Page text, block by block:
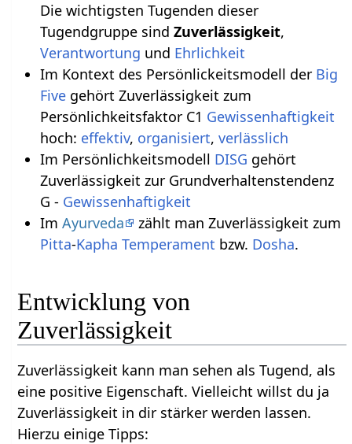
Die wichtigsten Tugenden dieser
Tugendgruppe sind Zuverlässigkeit,
Verantwortung und Ehrlichkeit
Im Kontext des Persönlickeitsmodell der Big
Fivegehört Zuverlässigkeit zum
Persönlichkeitsfaktor C1 Gewissenhaftigkeit
hoch: effektiv, organisiert, verlässlich
Im Persönlichkeitsmodell DISG gehört
Zuverlässigkeit zur Grundverhaltenstendenz
G - Gewissenhaftigkeit
Im Ayurveda
zählt man Zuverlässigkeit zum
Pitta-Kapha Temperament bzw. Dosha.
Entwicklung von
Zuverlässigkeit
Zuverlässigkeit kann man sehen als Tugend, als
eine positive Eigenschaft. Vielleicht willst du ja
Zuverlässigkeit in dir stärker werden lassen.
Hierzu einige Tipps: